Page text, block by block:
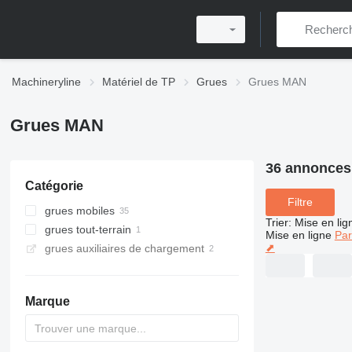
Machineryline Matériel de TP Grues Grues MAN
Grues MAN
Catégorie
grues mobiles
grues tout-terrain
grues auxiliaires de chargement
Marque
36
Filtre
Trier: Mise en
Mise en ligne
⬈